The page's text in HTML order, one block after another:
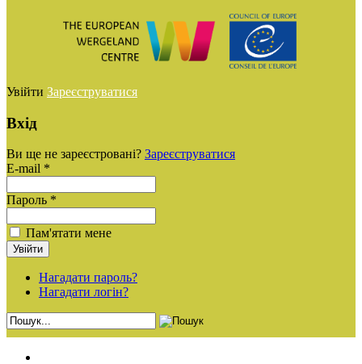
Увійти Зареєструватися
Вхід
Ви ще не зареєстровані? Зареєструватися
E-mail *
Пароль *
Пам'ятати мене
Нагадати пароль?
Нагадати логін?